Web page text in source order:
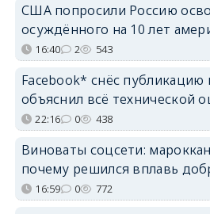
США попросили Россию
осуждённого на 10 лет
16:40 2 543
Facebook* снёс
объяснил всё технической
22:16 0 438
Виноваты соцсети:
почему решился вплавь
16:59 0 772